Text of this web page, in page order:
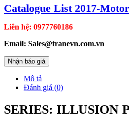
Catalogue List 2017-
Liên hệ: 0977760186
Email: Sales@tranevn.com.vn
Nhận báo giá
Mô tả
Đánh giá (0)
SERIES: ILLUSION